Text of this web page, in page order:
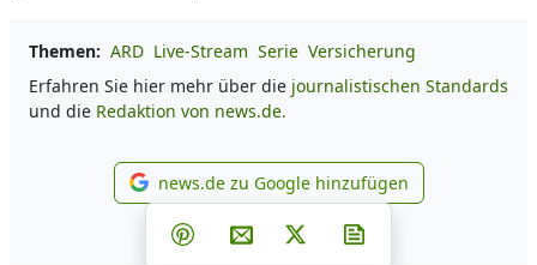
Themen: ARD Live-Stream Serie Versicherung
Erfahren Sie hier mehr über die journalistischen Standards
und die Redaktion von news.de.
news.de zu Google
news.de zu Google hinzufügen
Teilen auf Facebook
Teilen auf Whatsapp
Teilen auf Telegram
Teilen auf Pinterest
Per E-Mail teilen
Post auf X